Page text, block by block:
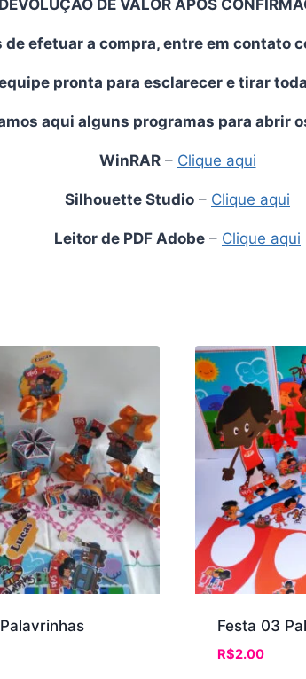
DE VALOR APÓS
efetuar a compra, entre em contato
pronta para esclarecer e tirar
aqui alguns programas para abrir
WinRAR– Clique aqui
Silhouette Studio – Clique aqui
Leitor de PDF Adobe – Clique aqui
Festa 03
R$2.00